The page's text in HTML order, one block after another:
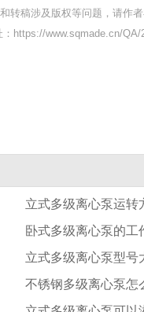
稿涉及版权等问题，请作
：https://www.sqmade.cn/QA/
立式多级离心泵运转
卧式多级离心泵的工
立式多级离心泵型号
不锈钢多级离心泵怎